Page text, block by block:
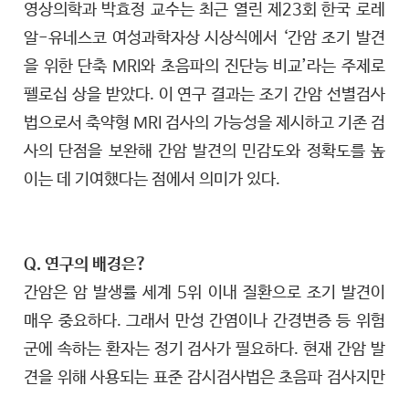
영상의학과 박효정 교수는 최근 열린 제23회 한국 로레
알-유네스코 여성과학자상 시상식에서 ‘간암 조기 발견
을 위한 단축 MRI와 초음파의 진단능 비교’라는 주제로
펠로십 상을 받았다. 이 연구 결과는 조기 간암 선별검사
법으로서 축약형 MRI 검사의 가능성을 제시하고 기존 검
사의 단점을 보완해 간암 발견의 민감도와 정확도를 높
이는 데 기여했다는 점에서 의미가 있다.
Q. 연구의 배경은?
간암은 암 발생률 세계 5위 이내 질환으로 조기 발견이
매우 중요하다. 그래서 만성 간염이나 간경변증 등 위험
군에 속하는 환자는 정기 검사가 필요하다. 현재 간암 발
견을 위해 사용되는 표준 감시검사법은 초음파 검사지만